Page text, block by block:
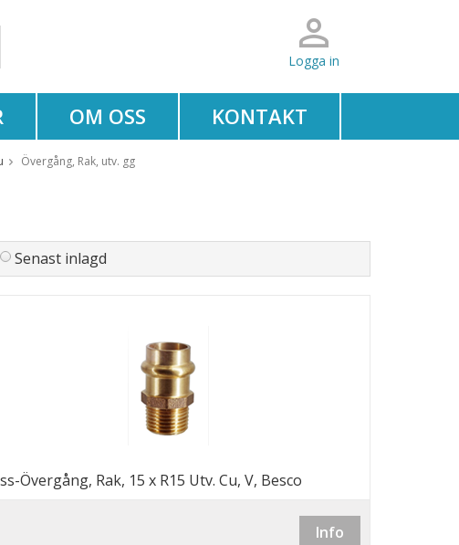
Logga in
OM OSS KONTAKT
Övergång, Rak, utv. gg
Senast inlagd
Övergång, Rak, 15 x R15 Utv. Cu, V, Besco
Info